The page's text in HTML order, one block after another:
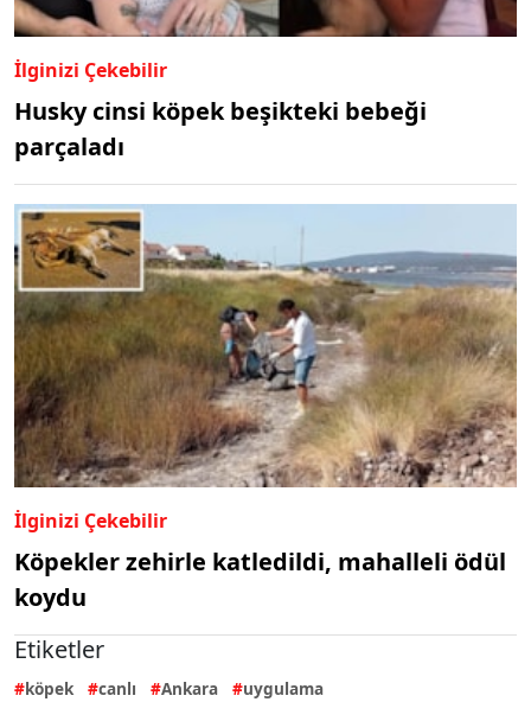
İlginizi Çekebilir
Husky cinsi köpek beşikteki bebeği
parçaladı
İlginizi Çekebilir
Köpekler zehirle katledildi, mahalleli ödül
koydu
Etiketler
köpek canlı Ankara uygulama